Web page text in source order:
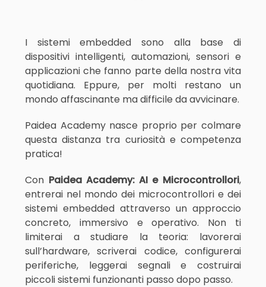
I sistemi embedded sono alla base di
dispositivi intelligenti, automazioni, sensori e
applicazioni che fanno parte della nostra vita
quotidiana. Eppure, per molti restano un
mondo affascinante ma difficile da avvicinare.
Paidea Academy nasce proprio per colmare
questa distanza tra curiosità e competenza
pratica!
Con Paidea Academy: AI e Microcontrollori,
entrerai nel mondo dei microcontrollori e dei
sistemi embedded attraverso un approccio
concreto, immersivo e operativo. Non ti
limiterai a studiare la teoria: lavorerai
sull’hardware, scriverai codice, configurerai
periferiche, leggerai segnali e costruirai
piccoli sistemi funzionanti passo dopo passo.